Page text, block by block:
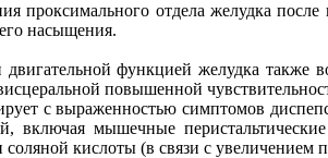
проксимального отдела желудка
насыщения.
функцией желудка
повышенной
с выраженностью симптомов
включая мышечные
кислоты (в связи с увеличением